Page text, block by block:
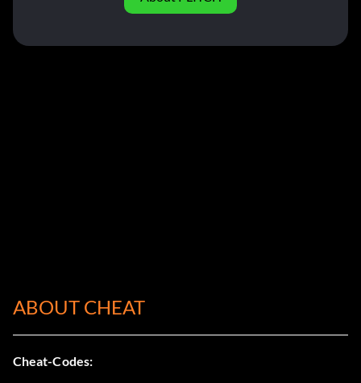
ABOUT CHEAT
Cheat-Codes: